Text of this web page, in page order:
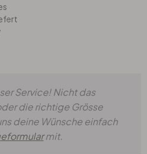
Service! Nicht das
die richtige Grösse
deine Wünsche einfach
mit.